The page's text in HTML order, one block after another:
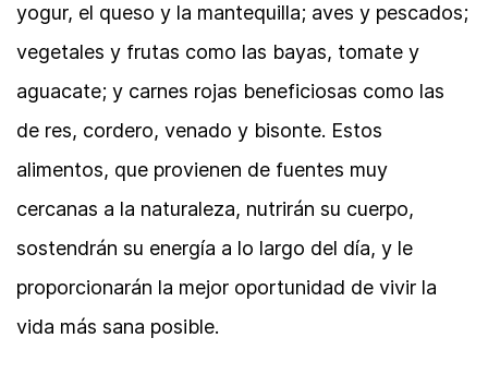
yogur, el queso y la mantequilla; aves y pescados;
vegetales y frutas como las bayas, tomate y
aguacate; y carnes rojas beneficiosas como las
de res, cordero, venado y bisonte. Estos
alimentos, que provienen de fuentes muy
cercanas a la naturaleza, nutrirán su cuerpo,
sostendrán su energía a lo largo del día, y le
proporcionarán la mejor oportunidad de vivir la
vida más sana posible.